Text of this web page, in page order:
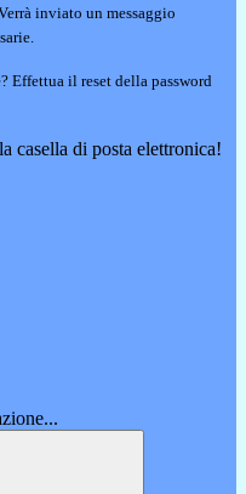
inviato un messaggio
Effettua il reset della password
casella di posta elettronica!